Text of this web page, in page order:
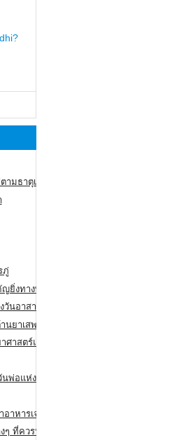
มธาตุเกิด
ภู่
ยิ่งทางพระพุทธศาสนา
นอาสาฬหบูชา
ยาเสพติดสากล
าสตร์แห่งชาติ
พ่อแห่งชาติ
าหารเจ
ๆ ที่ควรปฏิบัติ